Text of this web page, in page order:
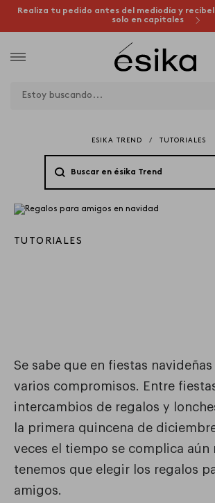
Realiza tu pedido antes del mediodía y
solo en capitales
ESIKA TREND / TUTORIALES
TUTORIALES
Se sabe que en fiestas
varios compromisos. Entre
intercambios de regalos y
la primera quincena de
veces el tiempo se complica aún
tenemos que elegir los regalos
amigos.